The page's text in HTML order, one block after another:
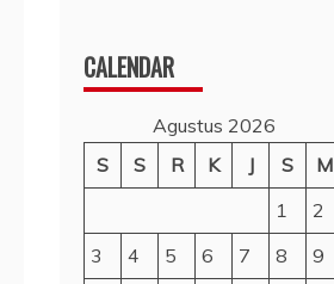
CALENDAR
Agustus 2026
S
S R K J S
M
1
2
3
4 5 6 7 8
9